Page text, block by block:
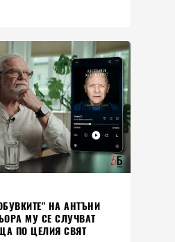
НА АНТЪНИ
МУ СЕ СЛУЧВАТ
ПО ЦЕЛИЯ СВЯТ